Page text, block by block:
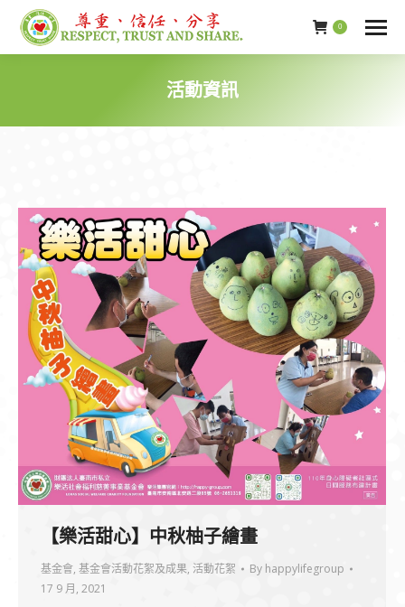
0
活動資訊
【樂活甜心】中秋柚子繪畫
基金會, 基金會活動花絮及成果, 活動花絮 By happylifegroup
17 9 月, 2021